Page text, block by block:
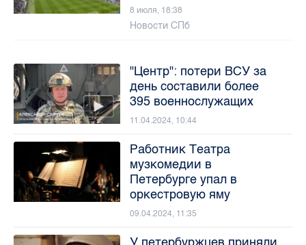
8 июля, 18:38
Новости СПб
"Центр": потери ВСУ за
день составили более
395 военнослужащих
11.04.2024, 10:44
Работник Театра
музкомедии в
Петербурге упал в
оркестровую яму
09.04.2024, 11:35